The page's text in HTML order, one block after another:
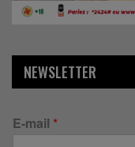
NEWSLETTER
E-mail *